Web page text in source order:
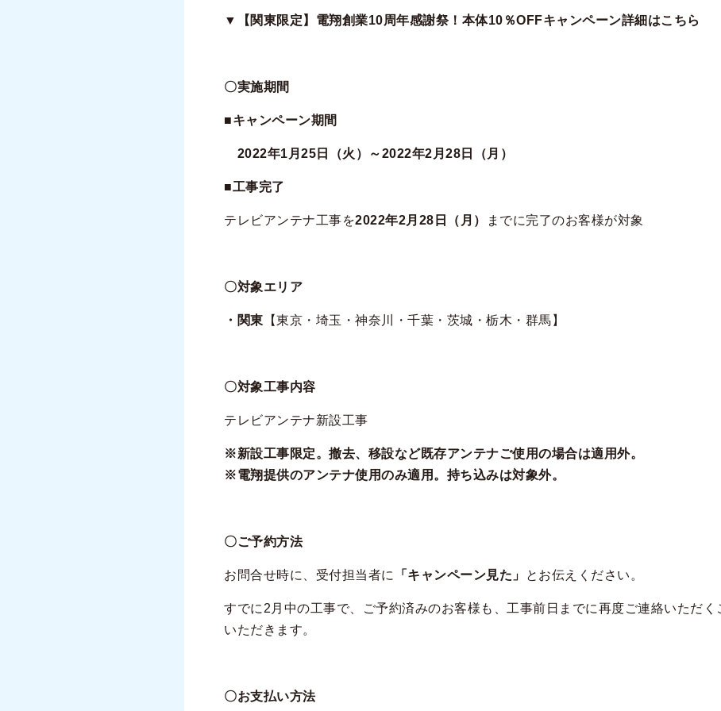
▼【関東限定】電翔創業10周年感謝祭！本体10％OFFキャンペーン詳細はこちら
〇実施期間
■キャンペーン期間
2022年1月25日（火）～2022年2月28日（月）
■工事完了
テレビアンテナ工事を2022年2月28日（月） までに完了のお客様が対象
〇対象エリア
・関東 【東京・埼玉・神奈川・千葉・茨城・栃木・群馬】
〇対象工事内容
テレビアンテナ新設工事
※新設工事限定。撤去、移設など既存アンテナご使用の場合は適用外。
※電翔提供のアンテナ使用のみ適用。持ち込みは対象外。
〇ご予約方法
お問合せ時に、受付担当者に 「キャンペーン見た」 とお伝えください。
すでに2月中の工事で、ご予約済みのお客様も、工事前日までに再度ご連絡いただく
いただきます。
〇お支払い方法